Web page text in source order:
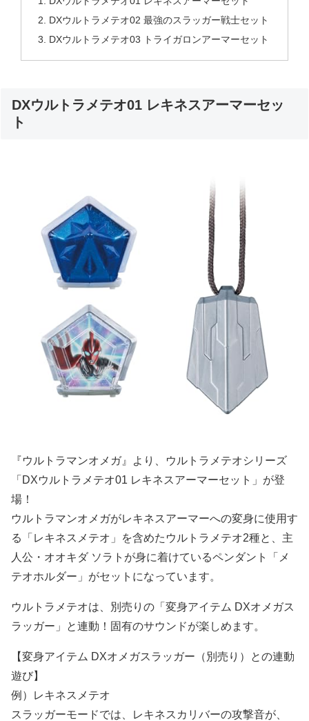
DXウルトラメテオ02 最強のスラッガー戦士セット
DXウルトラメテオ03 トライガロンアーマーセット
DXウルトラメテオ01 レキネスアーマーセッ
ト
『ウルトラマンオメガ』より、ウルトラメテオシリーズ
「DXウルトラメテオ01 レキネスアーマーセット」が登
場！
ウルトラマンオメガがレキネスアーマーへの変身に使用す
る「レキネスメテオ」を含めたウルトラメテオ2種と、主
人公・オオキダ ソラトが身に着けているペンダント「メ
テオホルダー」がセットになっています。
ウルトラメテオは、別売りの「変身アイテム DXオメガス
ラッガー」と連動！固有のサウンドが楽しめます。
【変身アイテム DXオメガスラッガー（別売り）との連動
遊び】
例）レキネスメテオ
スラッガーモードでは、レキネスカリバーの攻撃音が、